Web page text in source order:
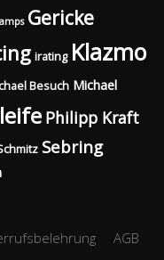
Gericke
irating Klazmo
Besuch Michael
Philipp Kraft
Sebring
AGB